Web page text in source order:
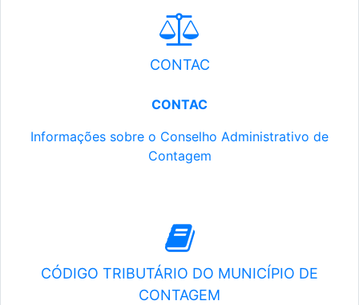
CONTAC
CONTAC
Informações sobre o Conselho Administrativo de
Contagem
CÓDIGO TRIBUTÁRIO DO MUNICÍPIO DE
CONTAGEM